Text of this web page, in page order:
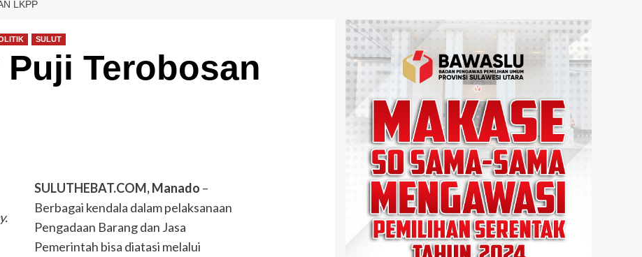
LKPP
SULUT
Terobosan
SULUTHEBAT.COM, Manado –
Berbagai kendala dalam pelaksanaan
Pengadaan Barang dan Jasa
Pemerintah bisa diatasi melalui